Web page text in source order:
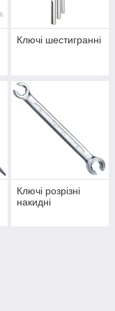
Ключі шестигранні
Ключі розрізні
накидні